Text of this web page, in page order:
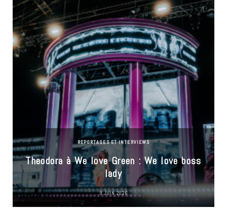
REPORTAGES ET INTERVIEWS
Theodora à We love Green : We love boss
lady
9 JUIN 2026